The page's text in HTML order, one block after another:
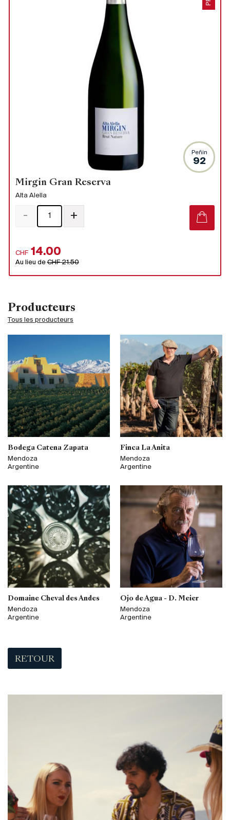
Producteurs
Tous les producteurs
Bodega Catena Zapata
Mendoza
Argentine
Finca La Anita
Mendoza
Argentine
Domaine Cheval des Andes
Mendoza
Argentine
Ojo de Agua - D. Meier
Mendoza
Argentine
RETOUR
Peñin
92
Mirgin Gran Reserva
Alta Alella
CHF 14.00
Au lieu deCHF 21.50
- +